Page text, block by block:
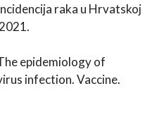
raka u Hrvatskoj
epidemiology of
infection. Vaccine.